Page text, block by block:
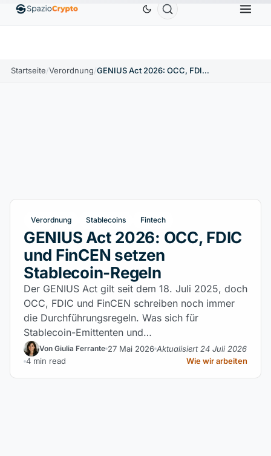
EthereumETH1.880,58 $ TetherUSDT0,9991 $ BNBBNB
Startseite/Verordnung/ GENIUS Act 2026: OCC, FDIC und FinCEN setzen Stablecoin-Regeln
Verordnung Stablecoins Fintech
GENIUS Act 2026: OCC, FDIC
und FinCEN setzen
Stablecoin-Regeln
Der GENIUS Act gilt seit dem 18. Juli 2025, doch
OCC, FDIC und FinCEN schreiben noch immer
die Durchführungsregeln. Was sich für
Stablecoin-Emittenten und…
Von Giulia Ferrante 27 Mai 2026 Aktualisiert 24 Juli 2026
4 min read
Wie wir arbeiten